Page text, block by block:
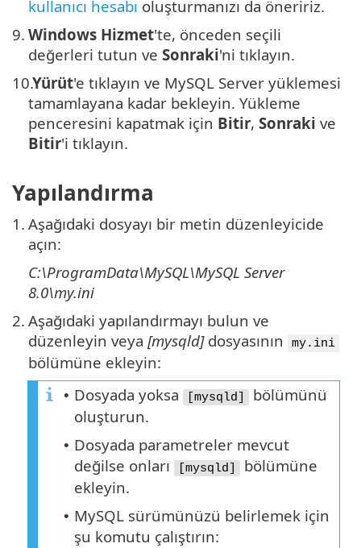
kullanıcı hesabı oluşturmanızı da öneririz.
9. Windows Hizmet'te, önceden seçili
değerleri tutun ve Sonraki'ni tıklayın.
10.Yürüt'e tıklayın ve MySQL Server yüklemesi
tamamlayana kadar bekleyin. Yükleme
penceresini kapatmak için Bitir, Sonraki ve
Bitir'i tıklayın.
Yapılandırma
1. Aşağıdaki dosyayı bir metin düzenleyicide
açın:
C:\ProgramData\MySQL\MySQL Server
8.0\my.ini
2. Aşağıdaki yapılandırmayı bulun ve
düzenleyin veya [mysqld]dosyasının my.ini
bölümüne ekleyin:
• Dosyada yoksa [mysqld]
bölümünü
oluşturun.
• Dosyada parametreler mevcut
değilse onları
[mysqld]
bölümüne
ekleyin.
• MySQL sürümünüzü belirlemek için
şu komutu çalıştırın: